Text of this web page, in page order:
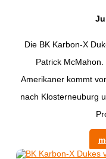
Die BK Karbon-X
Patrick
Amerikaner kommt
nach Klosterneuburg